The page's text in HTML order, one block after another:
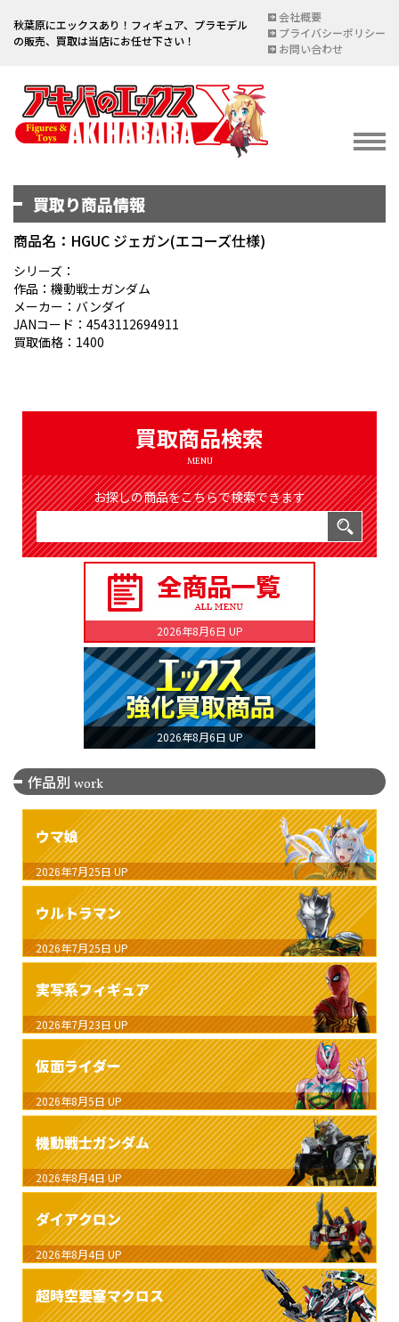
秋葉原にエックスあり！フィギュア、プラモデル
の販売、買取は当店にお任せ下さい！
会社概要
プライバシーポリシー
お問い合わせ
イベント情報
宅配買取のご案内
DELIVERY PURCHASE
買取お申し込み
ASSESSMENT
買取り商品情報
商品名：HGUC ジェガン(エコーズ仕様)
シリーズ：
作品：機動戦士ガンダム
メーカー：バンダイ
JANコード：4543112694911
買取価格：1400
買取商品検索
MENU
お探しの商品をこちらで検索できます
2026年8月6日 UP
2026年8月6日 UP
作品別 work
ウマ娘
2026年7月25日 UP
ウルトラマン
2026年7月25日 UP
実写系フィギュア
2026年7月23日 UP
仮面ライダー
2026年8月5日 UP
機動戦士ガンダム
2026年8月4日 UP
ダイアクロン
2026年8月4日 UP
超時空要塞マクロス